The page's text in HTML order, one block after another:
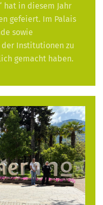
hat in diesem Jahr
gefeiert. Im Palais
sowie
Institutionen zu
gemacht haben.